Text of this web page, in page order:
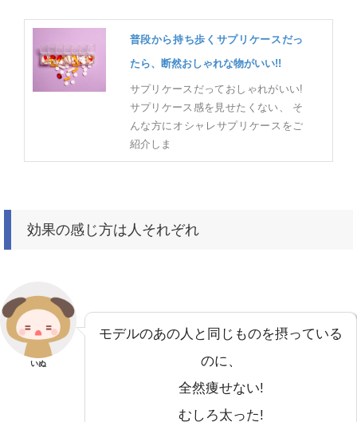
普段から持ち歩くサプリケースだっ
たら、断然おしゃれな物がいい!!
サプリケースだっておしゃれがいい!
サプリケース感を見せたくない、 そ
んな方にオシャレサプリケースをご
紹介しま
効果の感じ方は人それぞれ
いぬ
モデルのあの人と同じものを摂っている
のに、
全然痩せない!
むしろ太った!